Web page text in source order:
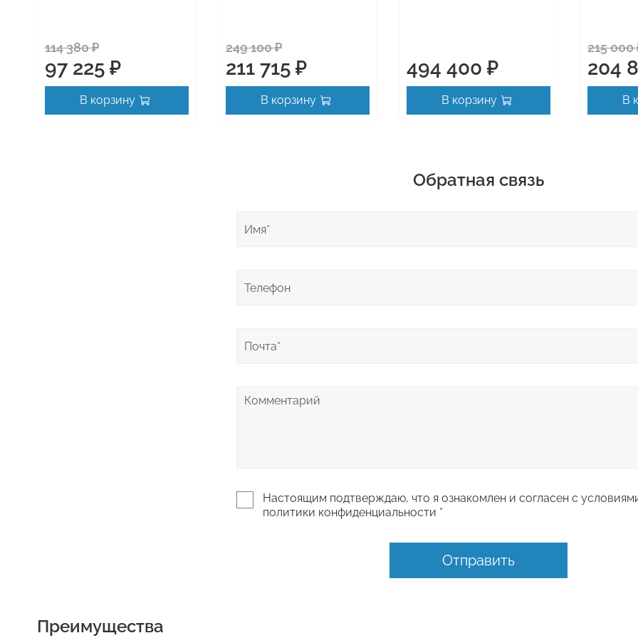
114 380 ₽
97 225 ₽
В корзину
249 100 ₽
211 715 ₽
В корзину
494 400 ₽
В корзину
215 000
204
В
Обратная связь
Настоящим подтверждаю, что я ознакомлен и согласен с
политики конфиденциальности *
Отправить
Преимущества